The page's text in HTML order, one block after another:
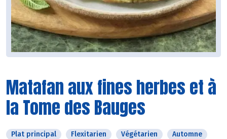
Matafan aux fines herbes et à
la Tome des Bauges
Plat principal Flexitarien Végétarien
Automne